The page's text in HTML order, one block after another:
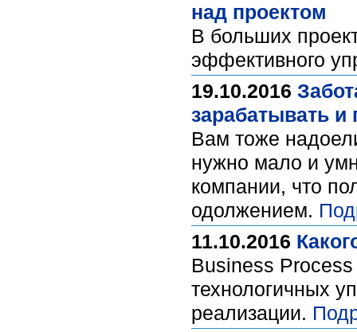
над проектом
В больших
эффективного
19.10.2016
зарабатывать и
Вам тоже
нужно мало и
компании, что
одолжением.
11.10.2016
Business
технологичных
реализации.